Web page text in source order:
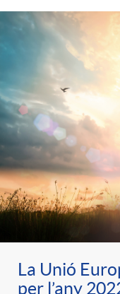
La Unió
per l’any